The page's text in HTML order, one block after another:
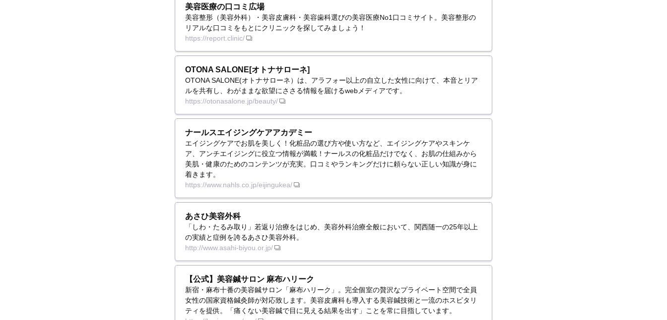
美容医療の口コミ広場
美容整形（美容外科）・美容皮膚科・美容歯科選びの美容医療No1口コミサイト。美容整形の
リアルな口コミをもとにクリニックを探してみましょう！
https://report.clinic/
OTONA SALONE[オトナサローネ]
OTONA SALONE(オトナサローネ）は、アラフォー以上の自立した女性に向けて、本音とリア
ルを共有し、わがままな欲望にささる情報を届けるwebメディアです。
https://otonasalone.jp/beauty/
ナールスエイジングケアアカデミー
エイジングケアでお肌を美しく！化粧品の選び方や使い方など、エイジングケアやスキンケ
ア、アンチエイジングに役立つ情報が満載！ナールスの化粧品だけでなく、お肌の仕組みから
美肌・健康のためのコンテンツが充実。口コミやランキングだけに頼らない正しい知識が身に
着きます。
https://www.nahls.co.jp/eijingukea/
あさひ美容外科
「しわ・たるみ取り」若返り治療をはじめ、美容外科治療全般において、関西随一の25年以上
の実績と症例を誇るあさひ美容外科。
http://www.asahi-biyou.or.jp/
【公式】美容鍼サロン 麻布ハリーク
新宿・麻布十番の美容鍼サロン「麻布ハリーク」。完全個室の贅沢なプライベート空間で全員
女性の国家資格鍼灸師が対応致します。美容皮膚科も導入する美容鍼技術と一流のホスピタリ
ティを提供。「痛くない美容鍼で目に見える結果を出す」ことを常に目指しています。